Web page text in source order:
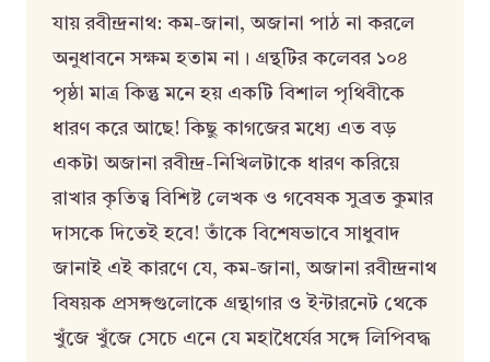
যায় রবীন্দ্রনাথ: কম-জানা, অজানা পাঠ না করলে
অনুধাবনে সক্ষম হতাম না। গ্রন্থটির কলেবর ১০৪
পৃষ্ঠা মাত্র কিন্তু মনে হয় একটি বিশাল পৃথিবীকে
ধারণ করে আছে! কিছু কাগজের মধ্যে এত বড়
একটা অজানা রবীন্দ্র-নিখিলটাকে ধারণ করিয়ে
রাখার কৃতিত্ব বিশিষ্ট লেখক ও গবেষক সুব্রত কুমার
দাসকে দিতেই হবে! তাঁকে বিশেষভাবে সাধুবাদ
জানাই এই কারণে যে, কম-জানা, অজানা রবীন্দ্রনাথ
বিষয়ক প্রসঙ্গগুলোকে গ্রন্থাগার ও ইন্টারনেট থেকে
খুঁজে খুঁজে সেচে এনে যে মহাধৈর্যের সঙ্গে লিপিবদ্ধ